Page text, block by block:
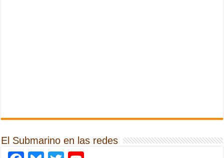
El Submarino en las redes